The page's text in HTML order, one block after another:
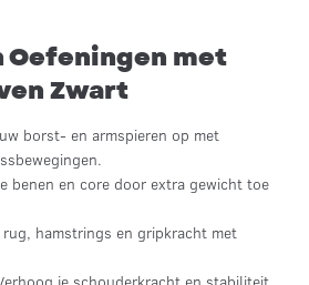
Oefeningen met
Zwart
borst- en armspieren op met
benen en core door extra gewicht toe
rug, hamstrings en gripkracht met